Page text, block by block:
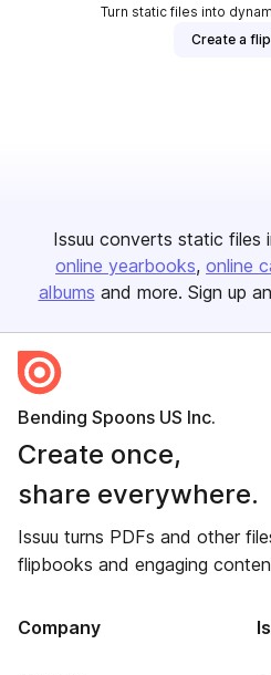
Turn static files into
Create a
Issuu converts static files
online yearbooks online
albums and more. Sign up
Bending Spoons US Inc.
Create once,
share everywhere.
Issuu turns PDFs and other
flipbooks and engaging
Company